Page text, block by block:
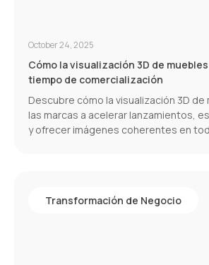
October 24, 2025
Cómo la visualización 3D de
tiempo de comercialización
Descubre cómo la visualización 3D de
las marcas a acelerar lanzamientos,
y ofrecer imágenes coherentes en
Transformación de Negocio